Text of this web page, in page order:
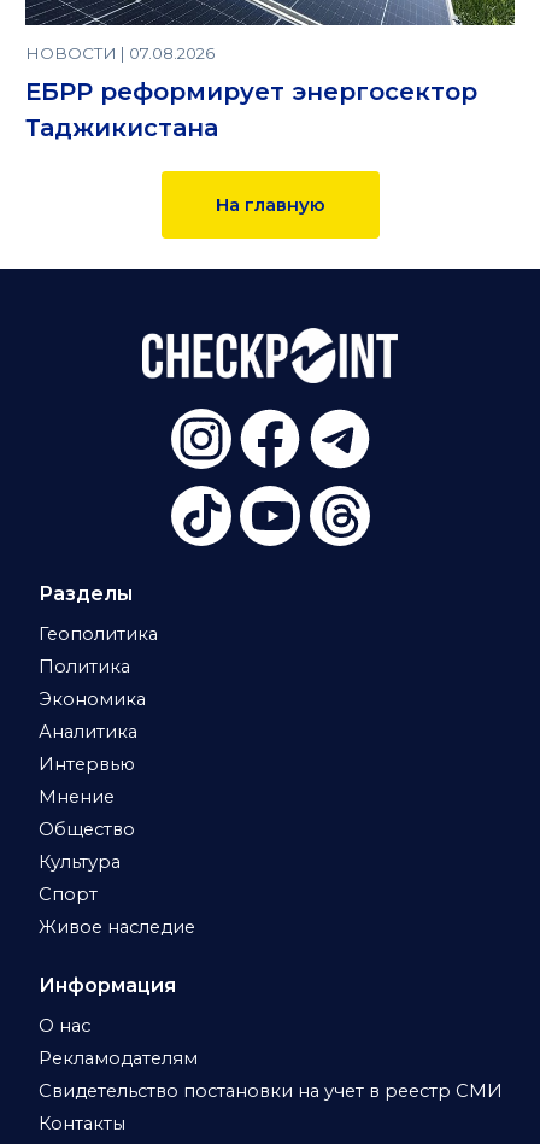
НОВОСТИ | 07.08.2026
ЕБРР реформирует энергосектор
Таджикистана
На главную
Разделы
Геополитика
Политика
Экономика
Аналитика
Интервью
Мнение
Общество
Культура
Спорт
Живое наследие
Информация
О нас
Рекламодателям
Свидетельство постановки на учет в реестр СМИ
Контакты